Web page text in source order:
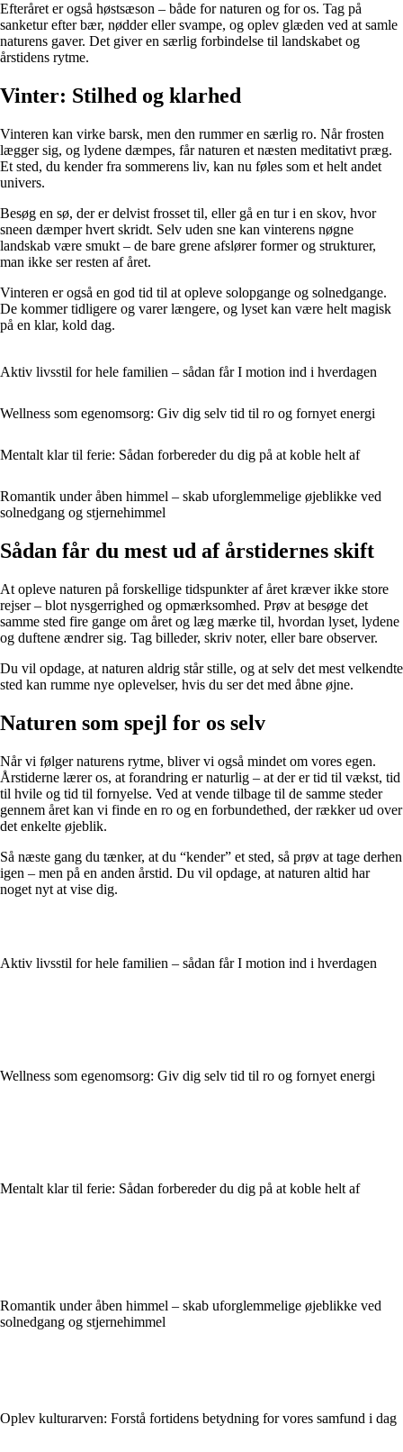
Efteråret er også høstsæson – både for naturen og for os. Tag på
sanketur efter bær, nødder eller svampe, og oplev glæden ved at samle
naturens gaver. Det giver en særlig forbindelse til landskabet og
årstidens rytme.
Vinter: Stilhed og klarhed
Vinteren kan virke barsk, men den rummer en særlig ro. Når frosten
lægger sig, og lydene dæmpes, får naturen et næsten meditativt præg.
Et sted, du kender fra sommerens liv, kan nu føles som et helt andet
univers.
Besøg en sø, der er delvist frosset til, eller gå en tur i en skov, hvor
sneen dæmper hvert skridt. Selv uden sne kan vinterens nøgne
landskab være smukt – de bare grene afslører former og strukturer,
man ikke ser resten af året.
Vinteren er også en god tid til at opleve solopgange og solnedgange.
De kommer tidligere og varer længere, og lyset kan være helt magisk
på en klar, kold dag.
Aktiv livsstil for hele familien – sådan får I motion ind i hverdagen
Wellness som egenomsorg: Giv dig selv tid til ro og fornyet energi
Mentalt klar til ferie: Sådan forbereder du dig på at koble helt af
Romantik under åben himmel – skab uforglemmelige øjeblikke ved
solnedgang og stjernehimmel
Sådan får du mest ud af årstidernes skift
At opleve naturen på forskellige tidspunkter af året kræver ikke store
rejser – blot nysgerrighed og opmærksomhed. Prøv at besøge det
samme sted fire gange om året og læg mærke til, hvordan lyset, lydene
og duftene ændrer sig. Tag billeder, skriv noter, eller bare observer.
Du vil opdage, at naturen aldrig står stille, og at selv det mest velkendte
sted kan rumme nye oplevelser, hvis du ser det med åbne øjne.
Naturen som spejl for os selv
Når vi følger naturens rytme, bliver vi også mindet om vores egen.
Årstiderne lærer os, at forandring er naturlig – at der er tid til vækst, tid
til hvile og tid til fornyelse. Ved at vende tilbage til de samme steder
gennem året kan vi finde en ro og en forbundethed, der rækker ud over
det enkelte øjeblik.
Så næste gang du tænker, at du “kender” et sted, så prøv at tage derhen
igen – men på en anden årstid. Du vil opdage, at naturen altid har
noget nyt at vise dig.
Aktiv livsstil for hele familien – sådan får I motion ind i hverdagen
Wellness som egenomsorg: Giv dig selv tid til ro og fornyet energi
Mentalt klar til ferie: Sådan forbereder du dig på at koble helt af
Romantik under åben himmel – skab uforglemmelige øjeblikke ved
solnedgang og stjernehimmel
Oplev kulturarven: Forstå fortidens betydning for vores samfund i dag